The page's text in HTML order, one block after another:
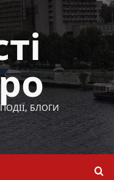
БЛОГИ